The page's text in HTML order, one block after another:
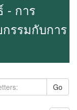
- การ
รรมกับการ
Go